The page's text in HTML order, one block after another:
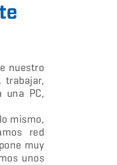
nuestro
trabajar,
una PC,
mismo,
red
muy
unos